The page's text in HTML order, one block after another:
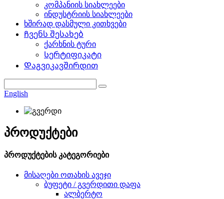
კომპანიის სიახლეები
ინდუსტრიის სიახლეები
ხშირად დასმული კითხვები
Ჩვენს შესახებ
ქარხნის ტური
Სერტიფიკატი
Დაგვიკავშირდით
English
პროდუქტები
პროდუქტების კატეგორიები
მისაღები ოთახის ავეჯი
ბუფეტი / გვერდითი დაფა
ალბერტო